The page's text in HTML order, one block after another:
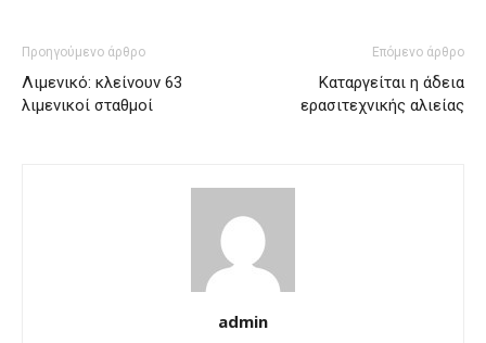
Προηγούμενο άρθρο
Λιμενικό: κλείνουν 63
λιμενικοί σταθμοί
Επόμενο άρθρο
Καταργείται η άδεια
ερασιτεχνικής αλιείας
admin